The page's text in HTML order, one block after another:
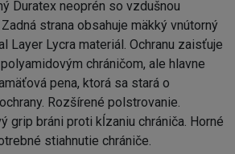
Duratex neoprén so vzdušnou
strana obsahuje mäkký vnútorný
Layer Lycra materiál. Ochranu zaisťuje
chráničom, ale hlavne
pena, ktorá sa stará o
Rozšírené polstrovanie.
grip bráni proti kĺzaniu chrániča. Horné
stiahnutie chrániče.